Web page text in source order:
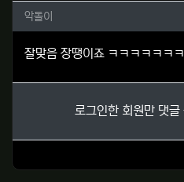
악돌이님의 댓글
악돌이
잘맞음 장땡이죠 ㅋㅋㅋㅋㅋㅋ
로그인한 회원만 댓